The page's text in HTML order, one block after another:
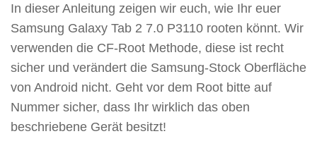
In dieser Anleitung zeigen wir euch, wie Ihr euer
Samsung Galaxy Tab 2 7.0 P3110 rooten könnt. Wir
verwenden die CF-Root Methode, diese ist recht
sicher und verändert die Samsung-Stock Oberfläche
von Android nicht. Geht vor dem Root bitte auf
Nummer sicher, dass Ihr wirklich das oben
beschriebene Gerät besitzt!